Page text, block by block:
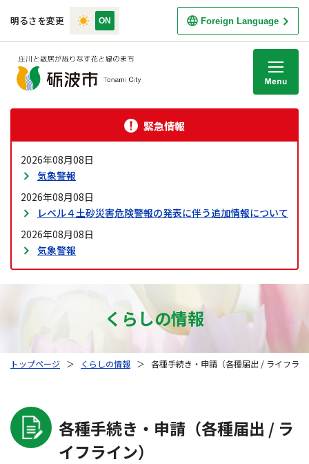
明るさを変更 Foreign Language
緊急情報
2026年08月08日
気象警報
2026年08月08日
レベル４土砂災害危険警報の発表に伴う追加情報について
2026年08月08日
気象警報
くらしの情報
トップページ ＞ くらしの情報 ＞ 各種手続き・申請（各種届出 / ライフラ
各種手続き・申請（各種届出 / ラ
イフライン）